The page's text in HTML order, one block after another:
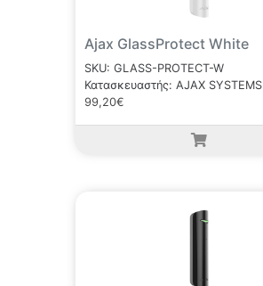
Ajax GlassProtect White
SKU: GLASS-PROTECT-W
Κατασκευαστής: AJAX SYSTEMS
99,20€